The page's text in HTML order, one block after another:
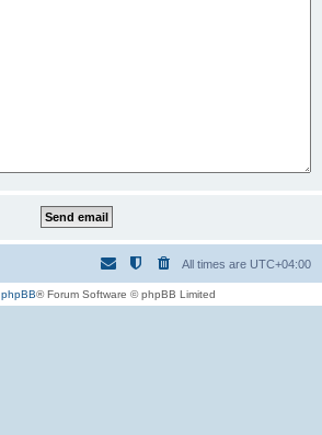
All times are UTC+04:00
phpBB® Forum Software © phpBB Limited